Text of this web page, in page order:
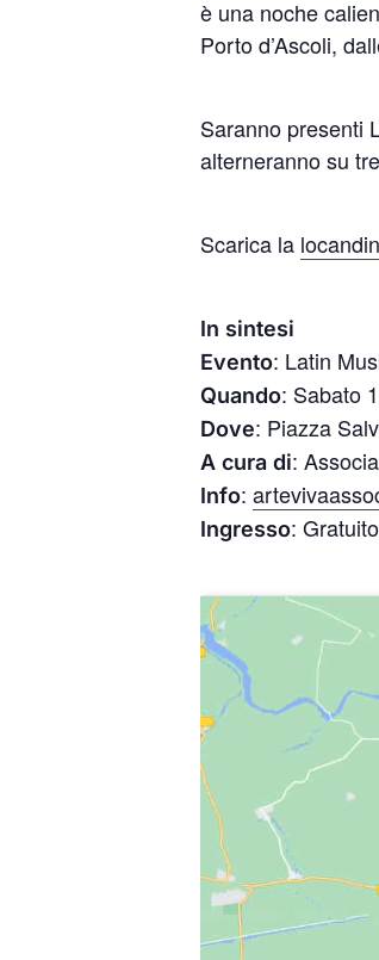
è una noche
Porto d’Ascoli,
Saranno presenti
alterneranno su
Scarica la
In sintesi
Evento: Latin
Quando: Sabato
Dove: Piazza
A cura di:
Info:
Ingresso: